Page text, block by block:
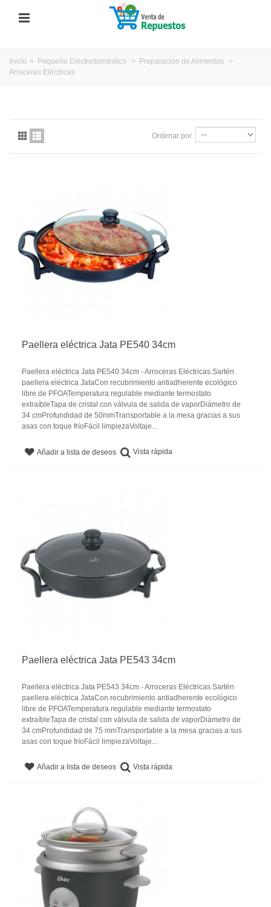
Inicio > Pequeño Electrodoméstico > Preparación de Alimentos
>
Arroceras Eléctricas
Ordenar por
Paellera eléctrica Jata PE540 34cm
Paellera eléctrica Jata PE540 34cm - Arroceras Eléctricas.Sartén
paellera eléctrica JataCon recubrimiento antiadherente ecológico
libre de PFOATemperatura regulable mediante termostato
extraíbleTapa de cristal con válvula de salida de vaporDiámetro de
34 cmProfundidad de 50mmTransportable a la mesa gracias a sus
asas con toque fríoFácil limpiezaVoltaje...
Añadir a lista de deseos Vista rápida
Paellera eléctrica Jata PE543 34cm
Paellera eléctrica Jata PE543 34cm - Arroceras Eléctricas.Sartén
paellera eléctrica JataCon recubrimiento antiadherente ecológico
libre de PFOATemperatura regulable mediante termostato
extraíbleTapa de cristal con válvula de salida de vaporDiámetro de
34 cmProfundidad de 75 mmTransportable a la mesa gracias a sus
asas con toque fríoFácil limpiezaVoltaje...
Añadir a lista de deseos Vista rápida